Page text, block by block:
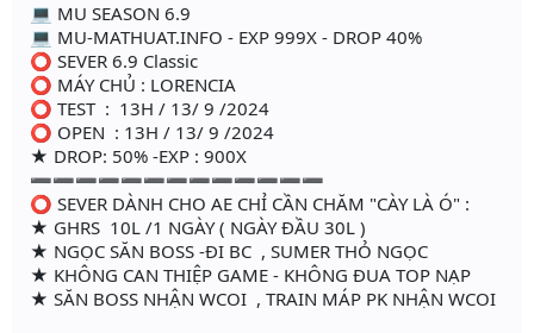
💻 MU SEASON 6.9
💻 MU-MATHUAT.INFO - EXP 999X - DROP 40%
⭕️ SEVER 6.9 Classic
⭕️ MÁY CHỦ : LORENCIA
⭕️ TEST : 13H / 13/ 9 /2024
⭕️ OPEN : 13H / 13/ 9 /2024
★ DROP: 50% -EXP : 900X
➖➖➖➖➖➖➖➖➖➖➖➖➖
⭕️ SEVER DÀNH CHO AE CHỈ CẦN CHĂM "CÀY LÀ Ó" :
★ GHRS 10L /1 NGÀY ( NGÀY ĐẦU 30L )
★ NGỌC SĂN BOSS -ĐI BC , SUMER THỎ NGỌC
★ KHÔNG CAN THIỆP GAME - KHÔNG ĐUA TOP NẠP
★ SĂN BOSS NHẬN WCOI , TRAIN MÁP PK NHẬN WCOI